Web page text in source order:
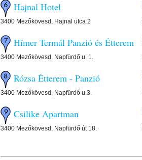
Hajnal Hotel
3400 Mezőkövesd, Hajnal utca 2
Hímer Termál Panzió és Étterem
3400 Mezőkövesd, Napfürdő u. 1.
Rózsa Étterem - Panzió
3400 Mezőkövesd, Napfürdő u.3.
Csilike Apartman
3400 Mezőkövesd, Napfürdő út 18.